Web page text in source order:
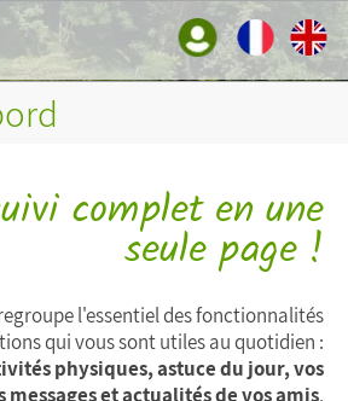
complet en une
seule page !
l'essentiel des fonctionnalités
qui vous sont utiles au quotidien :
physiques, astuce du jour, vos
et actualités de vos amis,